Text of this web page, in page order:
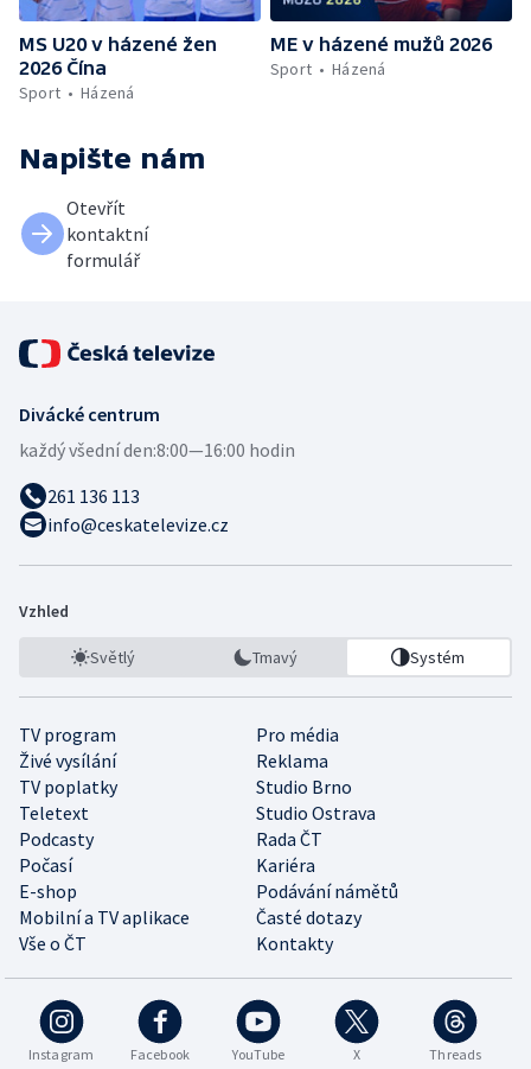
MS U20 v házené žen
2026 Čína
Sport
Házená
ME v házené mužů 2026
Sport
Házená
Napište nám
Otevřít
kontaktní
formulář
Divácké centrum
každý všední den:8:00—16:00 hodin
261 136 113
info@ceskatelevize.cz
Vzhled
Světlý Tmavý Systém
TV program
Pro média
Živé vysílání
Reklama
TV poplatky
Studio Brno
Teletext
Studio Ostrava
Podcasty
Rada ČT
Počasí
Kariéra
E-shop
Podávání námětů
Mobilní a TV aplikace
Časté dotazy
Vše o ČT
Kontakty
Instagram Facebook YouTube X Threads